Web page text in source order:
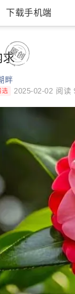
下载手机端
求
畔
选 2025-02-02 阅读